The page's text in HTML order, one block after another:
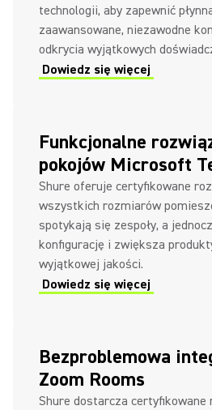
technologii, aby zapewnić
zaawansowane, niezawodne
odkrycia wyjątkowych
Dowiedz się więcej
Funkcjonalne
pokojów Microsoft
Shure oferuje certyfikowane
wszystkich rozmiarów
spotykają się zespoły, a
konfigurację i zwiększa
wyjątkowej jakości.
Dowiedz się więcej
Bezproblemowa
Zoom Rooms
Shure dostarcza certyfikowane